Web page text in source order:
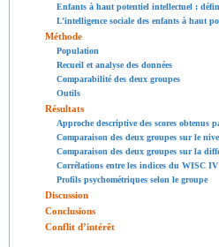
Enfants à haut potentiel intellectuel :
L’intelligence sociale des enfants à haut
Méthode
Population
Recueil et analyse des données
Comparabilité des deux groupes
Outils
Résultats
Approche descriptive des scores obtenus
Comparaison des deux groupes sur le
Comparaison des deux groupes sur la
Corrélations entre les indices du WISC
Profils psychométriques selon le groupe
Discussion
Conclusions
Conflit d’intérêt